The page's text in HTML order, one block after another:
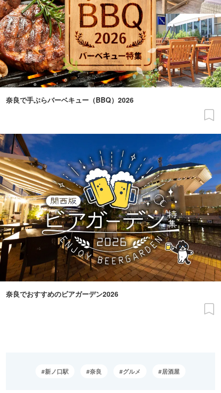
奈良で手ぶらバーベキュー（BBQ）2026
奈良でおすすめのビアガーデン2026
新ノ口駅 奈良 グルメ 居酒屋